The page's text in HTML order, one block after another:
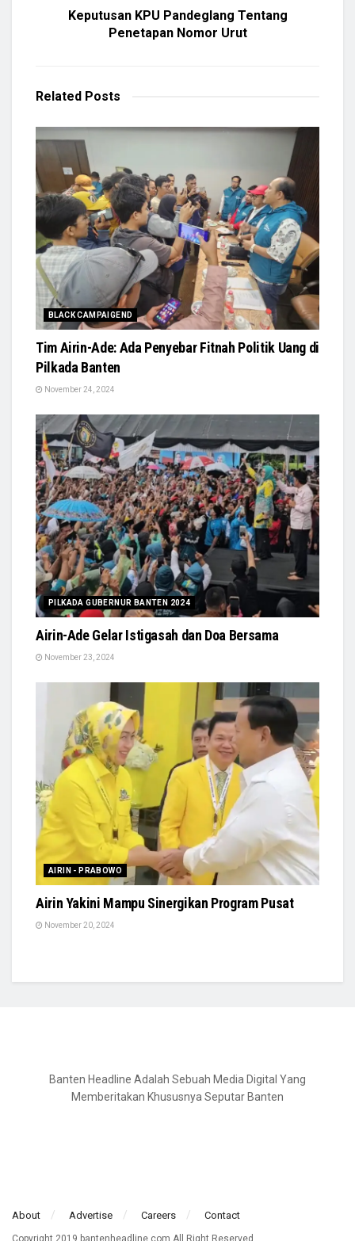
Keputusan KPU Pandeglang Tentang
Penetapan Nomor Urut
Related Posts
BLACK CAMPAIGEND
Tim Airin-Ade: Ada Penyebar Fitnah Politik Uang di
Pilkada Banten
November 24, 2024
PILKADA GUBERNUR BANTEN 2024
Airin-Ade Gelar Istigasah dan Doa Bersama
November 23, 2024
AIRIN - PRABOWO
Airin Yakini Mampu Sinergikan Program Pusat
November 20, 2024
Banten Headline Adalah Sebuah Media Digital Yang
Memberitakan Khususnya Seputar Banten
About Advertise Careers Contact
Copyright 2019 bantenheadline.com All Right Reserved